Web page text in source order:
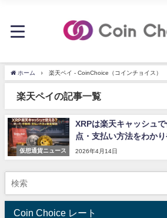
ホーム 楽天ペイ - CoinChoice（コインチョイス）
楽天ペイの記事一覧
仮想通貨ニュース
XRPは楽天キャッシュ
点・支払い方法をわか
2026年4月14日
Coin Choice レート